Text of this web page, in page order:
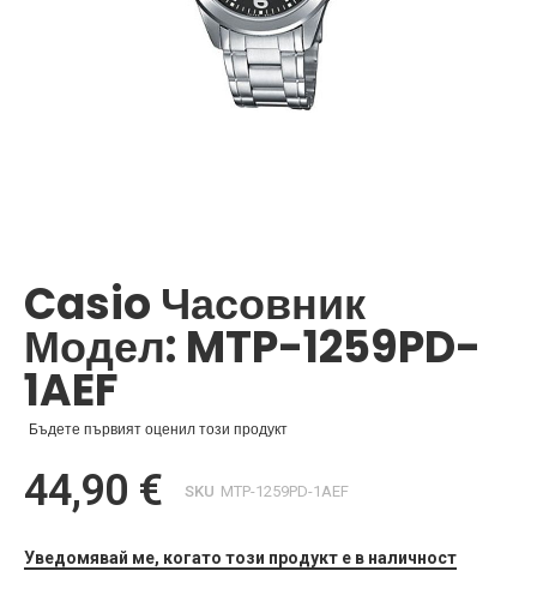
на
галерия
със
снимки
Casio Часовник
Модел: MTP-1259PD-
1AEF
Бъдете първият оценил този продукт
44,90 € SKU MTP-1259PD-1AEF
Уведомявай ме, когато този продукт е в наличност